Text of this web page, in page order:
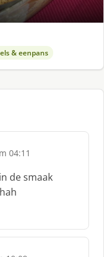
& eenpans
04:11
de smaak